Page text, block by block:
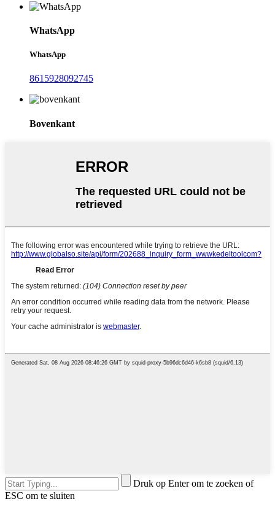
WhatsApp
WhatsApp
8615928092745
Bovenkant
Druk op Enter om te zoeken of
ESC om te sluiten